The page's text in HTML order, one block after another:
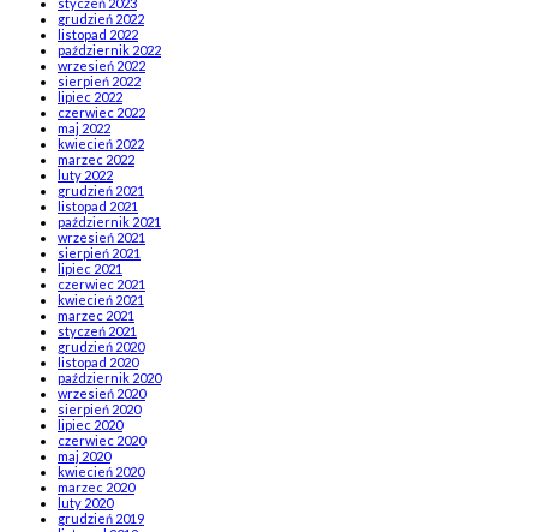
grudzień 2022
listopad 2022
październik 2022
wrzesień 2022
sierpień 2022
lipiec 2022
czerwiec 2022
maj 2022
kwiecień 2022
marzec 2022
luty 2022
grudzień 2021
listopad 2021
październik 2021
wrzesień 2021
sierpień 2021
lipiec 2021
czerwiec 2021
kwiecień 2021
marzec 2021
styczeń 2021
grudzień 2020
listopad 2020
październik 2020
wrzesień 2020
sierpień 2020
lipiec 2020
czerwiec 2020
maj 2020
kwiecień 2020
marzec 2020
luty 2020
grudzień 2019